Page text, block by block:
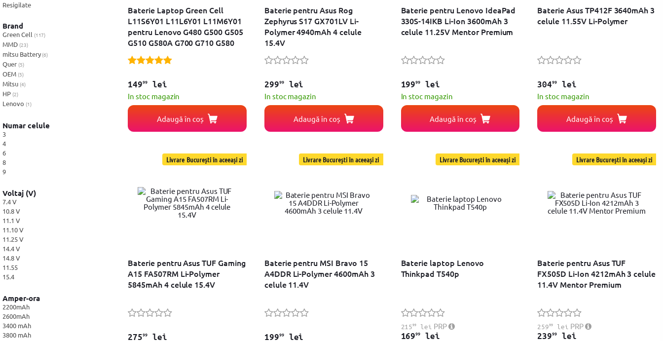
Casa, Decoratiuni & Bricolaj
Birotica
Ceasuri
Resigilate
Brand
Green Cell (117)
MMD (23)
mitsu Battery (6)
Quer (5)
OEM (5)
Mitsu (4)
HP (2)
Lenovo (1)
Numar celule
3
4
6
8
9
Voltaj (V)
7.4 V
10.8 V
11.1 V
11.10 V
11.25 V
14.4 V
14.8 V
11.55
15.4
Amper-ora
2200mAh
2600mAh
3400 mAh
3800 mAh
Baterie Laptop Green Cell
L11S6Y01 L11L6Y01 L11M6Y01
pentru Lenovo G480 G500 G505
G510 G580A G700 G710 G580
G585, Li-Ion 6 celule
14999lei
In stoc magazin
Adaugă în coș
Baterie pentru Asus Rog
Zephyrus S17 GX701LV Li-
Polymer 4940mAh 4 celule
15.4V
29999lei
In stoc magazin
Adaugă în coș
Baterie pentru Lenovo IdeaPad
330S-14IKB Li-Ion 3600mAh 3
celule 11.25V Mentor Premium
19999
lei
In stoc magazin
Adaugă în coș
Baterie Asus TP412F 3640mAh 3
celule 11.55V Li-Polymer
30499
lei
In stoc magazin
Adaugă în coș
Livrare București în aceeași zi
Baterie pentru Asus TUF Gaming
A15 FA507RM Li-Polymer
5845mAh 4 celule 15.4V
27599lei
Livrare București în aceeași zi
Baterie pentru MSI Bravo 15
A4DDR Li-Polymer 4600mAh 3
celule 11.4V
19999lei
Livrare București în aceeași zi
Baterie laptop Lenovo
Thinkpad T540p
21599 lei PRP
16999
lei
Livrare București în aceeași zi
Baterie pentru Asus TUF
FX505D Li-Ion 4212mAh 3 celule
11.4V Mentor Premium
25999 lei PRP
23999
lei